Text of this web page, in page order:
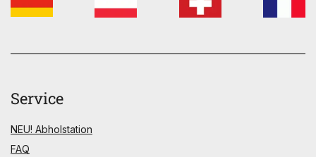
Service
NEU! Abholstation
FAQ